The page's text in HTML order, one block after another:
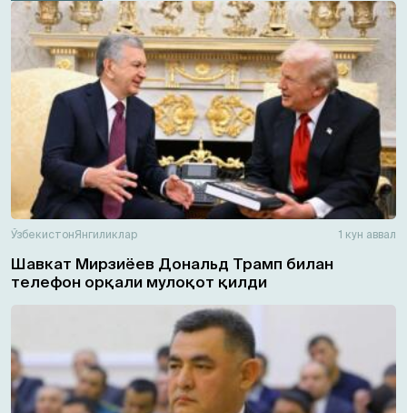
ЎзбекистонЯнгиликлар 1 кун аввал
Шавкат Мирзиёев Дональд Трамп билан
телефон орқали мулоқот қилди